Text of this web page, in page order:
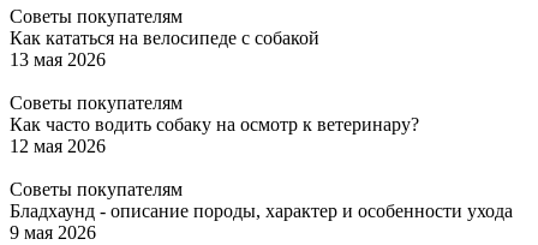
Советы покупателям
Как кататься на велосипеде с собакой
13 мая 2026
Советы покупателям
Как часто водить собаку на осмотр к ветеринару?
12 мая 2026
Советы покупателям
Бладхаунд - описание породы, характер и особенности ухода
9 мая 2026